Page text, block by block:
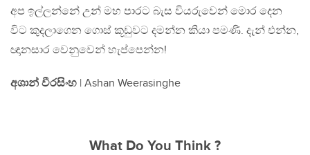
අප ඉල්ලන්නේ උන් මහ පාරට බැස වියරුවෙන් මොර දෙන
විට කුදලාගෙන ගොස් කූඩුවට දමන්න කියා පමණි. දැන් එන්න,
ඥානසාර වෙනුවෙන් හැප්පෙන්න!
අශාන් වීරසිංහ | Ashan Weerasinghe
What Do You Think ?